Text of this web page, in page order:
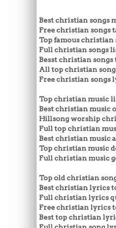
Best christian songs
Free christian songs
Top famous christian
Full christian songs
Besst christian songs
All top christian
Free christian songs
Top christian music
Best christian music
Hillsong worship
Full top christian
Best christian music
Top christian music
Full christian music
Top old christian
Best christian lyrics
Full christian lyrics
Free christian lyrics
Best top christian